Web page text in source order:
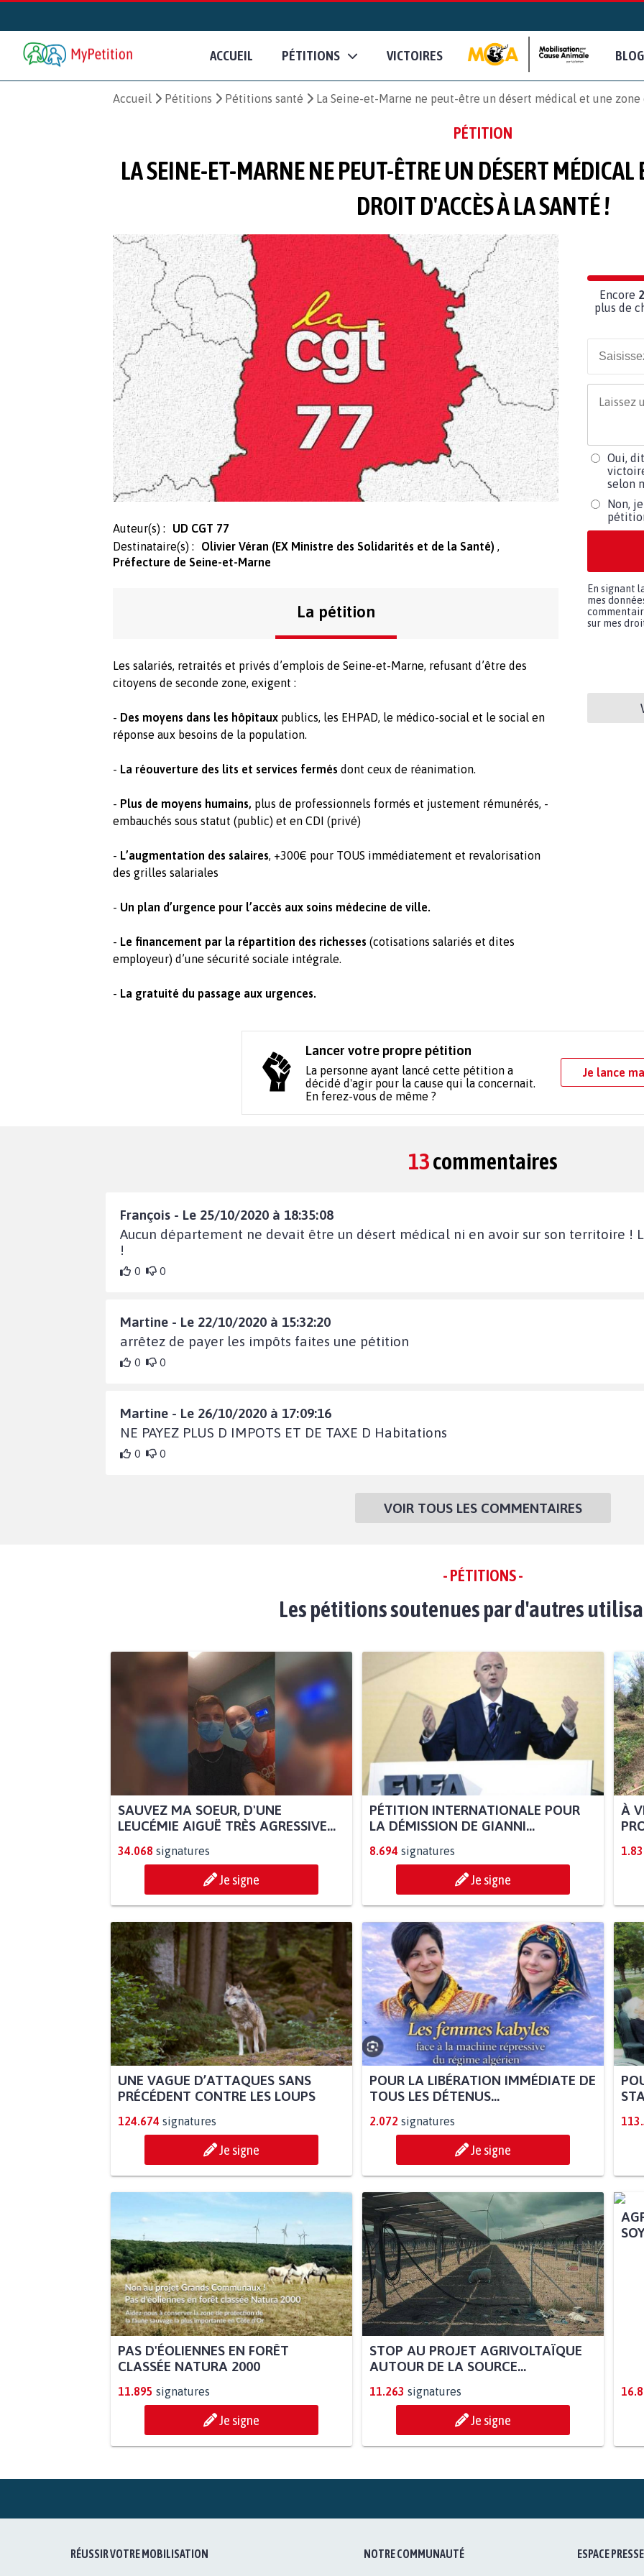
ACCUEIL PÉTITIONS VICTOIRES BLOG
Accueil Pétitions Pétitions santé La Seine-et-Marne ne peut-être un désert médical et une zone
PÉTITION
LA SEINE-ET-MARNE NE PEUT-ÊTRE UN DÉSERT
DROIT D'ACCÈS À LA SANTÉ !
Auteur(s) :
UD CGT 77
Destinataire(s) :
Olivier Véran (EX Ministre des Solidarités et de la Santé)
Préfecture de Seine-et-Marne
La pétition
Les salariés, retraités et privés d’emplois de Seine-et-Marne, refusant d’être des
citoyens de seconde zone, exigent :
- Des moyens dans les hôpitaux publics, les EHPAD, le médico-social et le social en
réponse aux besoins de la population.
- La réouverture des lits et services fermés dont ceux de réanimation.
- Plus de moyens humains, plus de professionnels formés et justement rémunérés, -
embauchés sous statut (public) et en CDI (privé)
- L’augmentation des salaires, +300€ pour TOUS immédiatement et revalorisation
des grilles salariales
- Un plan d’urgence pour l’accès aux soins médecine de ville.
- Le financement par la répartition des richesses (cotisations salariés et dites
employeur) d’une sécurité sociale intégrale.
- La gratuité du passage aux urgences.
Encore 2
plus de
Oui,
selon
Non,
En signant
mes
sur mes
Lancer votre propre pétition
La personne ayant lancé cette pétition a
décidé d'agir pour la cause qui la concernait.
En ferez-vous de même ?
Je lance
13commentaires
François - Le 25/10/2020 à 18:35:08
Aucun département ne devait être un désert médical ni en avoir sur son territoire !
!
0 0
Martine - Le 22/10/2020 à 15:32:20
arrêtez de payer les impôts faites une pétition
0 0
Martine - Le 26/10/2020 à 17:09:16
NE PAYEZ PLUS D IMPOTS ET DE TAXE D Habitations
0 0
VOIR TOUS LES COMMENTAIRES
- PÉTITIONS -
Les pétitions soutenues par d'autres
SAUVEZ MA SOEUR, D'UNE
LEUCÉMIE AIGUË TRÈS AGRESSIVE...
34.068 signatures
Je signe
PÉTITION INTERNATIONALE POUR
LA DÉMISSION DE GIANNI...
8.694 signatures
Je signe
À
UNE VAGUE D’ATTAQUES SANS
PRÉCÉDENT CONTRE LES LOUPS
124.674 signatures
Je signe
POUR LA LIBÉRATION IMMÉDIATE DE
TOUS LES DÉTENUS...
2.072 signatures
Je signe
PAS D'ÉOLIENNES EN FORÊT
CLASSÉE NATURA 2000
11.895 signatures
Je signe
STOP AU PROJET AGRIVOLTAÏQUE
AUTOUR DE LA SOURCE...
11.263 signatures
Je signe
RÉUSSIR VOTRE MOBILISATION NOTRE COMMUNAUTÉ ESPACE PRESSE